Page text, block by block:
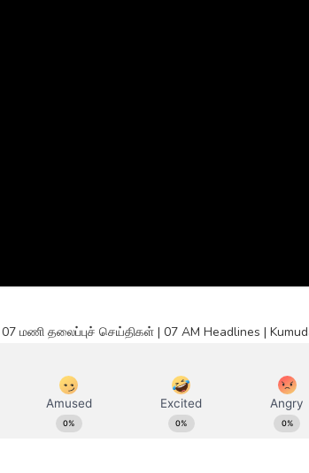
மணி தலைப்புச் செய்திகள் | 07 AM Headlines |